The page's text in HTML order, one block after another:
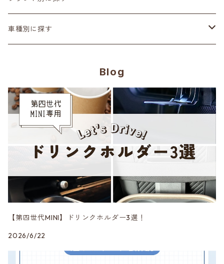
ステアリング
CABANA
CRAFTPLUS
フロアマット
ヘッドランプ
ブラックアウト
カーボン
Adam’ｓ Polishes
Amistad leather
CABANA
CRAFTPLUS
CRAVEN SPEED
DuelL AG
車種別に探す
第二世代 R55~61
第三世代 F54/55/56/57/60
第四世代 F65/66/67・J01/05・U25
Blog
【第四世代MINI】ドリンクホルダー3選！
2026/6/22